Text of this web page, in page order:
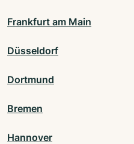
Frankfurt am Main
Düsseldorf
Dortmund
Bremen
Hannover